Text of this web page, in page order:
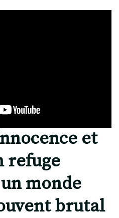
et
refuge
monde
brutal